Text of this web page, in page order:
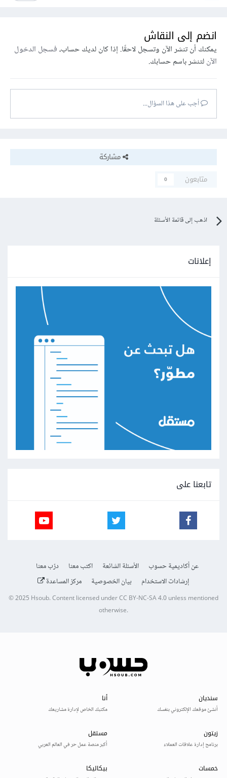
انضم إلى النقاش
يمكنك أن تنشر الآن وتسجل لاحقًا. إذا كان لديك حساب،فسجل الدخول
الآنلتنشر باسم حسابك.
أجب على هذا السؤال...
مشاركة
متابعون
0
اذهب إلى قائمة الأسئلة
إعلانات
تابعنا على
عن أكاديمية حسوب الأسئلة الشائعة اكتب معنا
درّب معنا
إرشادات الاستخدام
بيان الخصوصية مركز المساعدة
© 2025Hsoub.Content licensed underCC BY-NC-SA 4.0unless mentioned
otherwise.